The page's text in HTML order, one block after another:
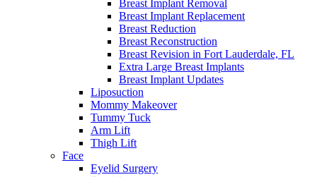
Breast Implant Removal
Breast Implant Replacement
Breast Reduction
Breast Reconstruction
Breast Revision in Fort Lauderdale, FL
Extra Large Breast Implants
Breast Implant Updates
Liposuction
Mommy Makeover
Tummy Tuck
Arm Lift
Thigh Lift
Face
Eyelid Surgery